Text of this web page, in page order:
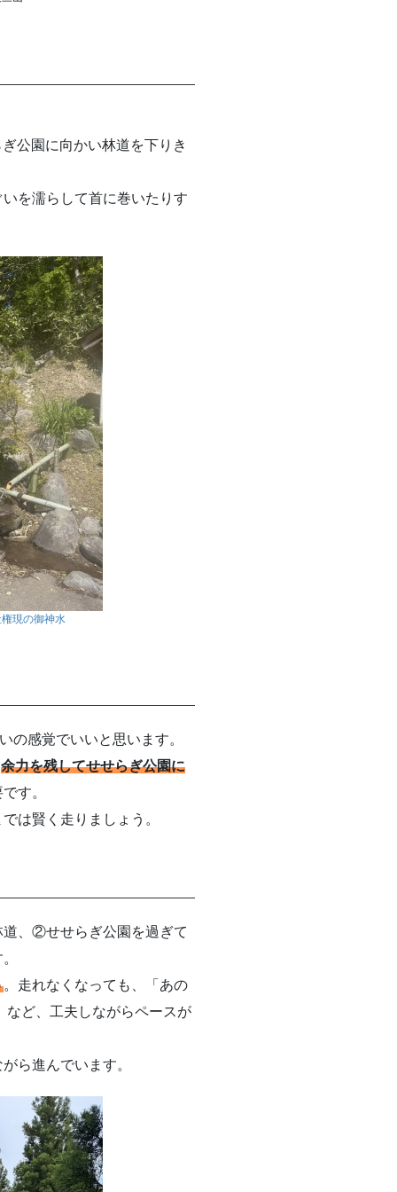
公園に向かい林道を下りき
を濡らして首に巻いたりす
現の御神水
の感覚でいいと思います。
余力を残してせせらぎ公園に
す。
は賢く走りましょう。
、②せせらぎ公園を過ぎて
。走れなくなっても、「あの
など、工夫しながらペースが
ら進んでいます。